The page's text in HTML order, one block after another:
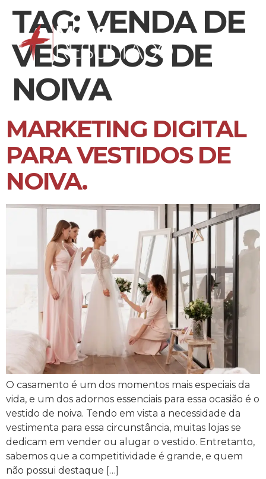
TAG:VENDA DE
VESTIDOS DE
NOIVA
MARKETING DIGITAL
PARA VESTIDOS DE
NOIVA.
O casamento é um dos momentos mais especiais da
vida, e um dos adornos essenciais para essa ocasião é o
vestido de noiva. Tendo em vista a necessidade da
vestimenta para essa circunstância, muitas lojas se
dedicam em vender ou alugar o vestido. Entretanto,
sabemos que a competitividade é grande, e quem
não possui destaque […]